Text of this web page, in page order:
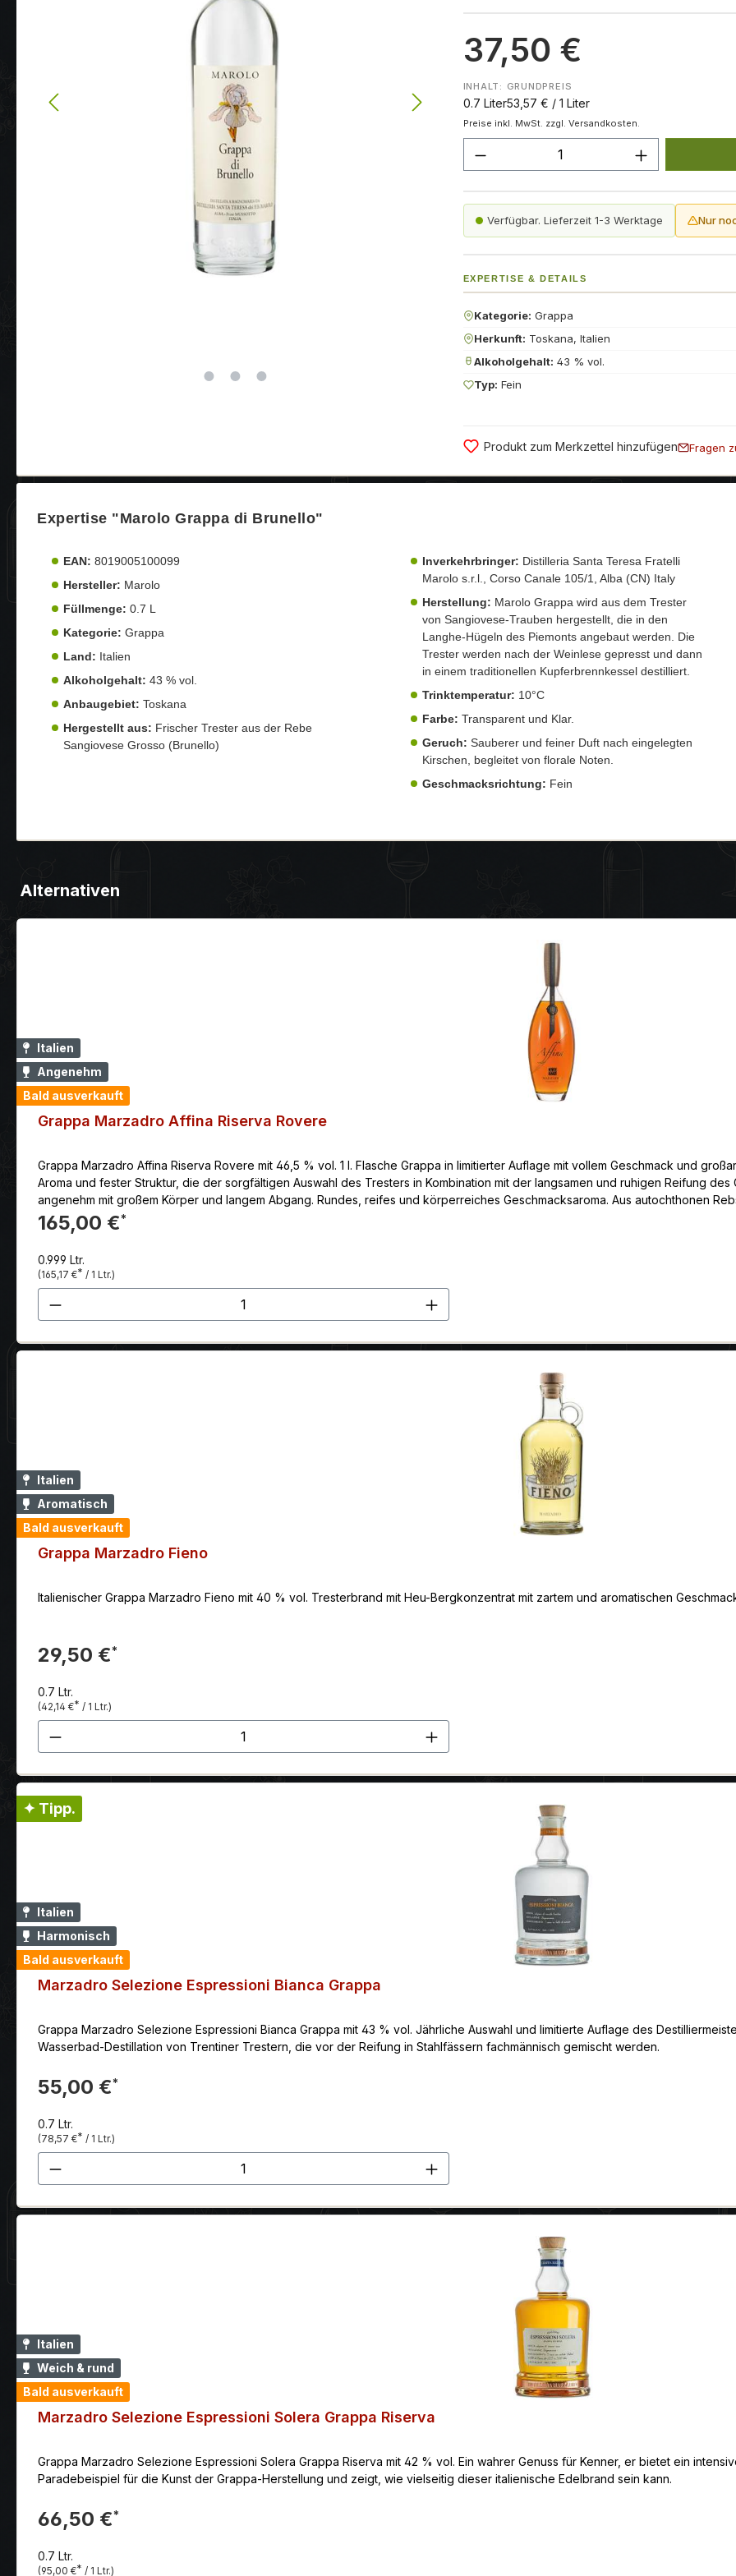
37,50 €
INHALT:
0.7 Liter
GRUNDPREIS
53,57 € / 1 Liter
Preise inkl. MwSt. zzgl. Versandkosten.
Produkt Anzahl: Gib den
Verfügbar. Lieferzeit 1-3 Werktage Nur
EXPERTISE & DETAILS
Kategorie: Grappa
Herkunft: Toskana, Italien
Alkoholgehalt: 43 % vol.
Typ: Fein
Produkt zum Merkzettel hinzufügen Fragen
Expertise "Marolo Grappa di Brunello"
EAN: 8019005100099
Hersteller: Marolo
Füllmenge: 0.7 L
Kategorie: Grappa
Land: Italien
Alkoholgehalt: 43 % vol.
Anbaugebiet: Toskana
Hergestellt aus: Frischer Trester aus der Rebe
Sangiovese Grosso (Brunello)
Inverkehrbringer: Distilleria Santa Teresa Fratelli
Marolo s.r.l., Corso Canale 105/1, Alba (CN) Italy
Herstellung: Marolo Grappa wird aus dem Trester
von Sangiovese-Trauben hergestellt, die in den
Langhe-Hügeln des Piemonts angebaut werden. Die
Trester werden nach der Weinlese gepresst und dann
in einem traditionellen Kupferbrennkessel destilliert.
Trinktemperatur: 10°C
Farbe: Transparent und Klar.
Geruch: Sauberer und feiner Duft nach eingelegten
Kirschen, begleitet von florale Noten.
Geschmacksrichtung: Fein
Alternativen
Italien
Angenehm
Bald ausverkauft
Grappa Marzadro Affina Riserva Rovere
Grappa Marzadro Affina Riserva Rovere mit 46,5 % vol. 1 l. Flasche Grappa in limitierter Auflage mit vollem Geschmack und
Aroma und fester Struktur, die der sorgfältigen Auswahl des Tresters in Kombination mit der langsamen und ruhigen Reifung
angenehm mit großem Körper und langem Abgang. Rundes, reifes und körperreiches Geschmacksaroma. Aus autochthonen
Marzemino d’Isera, die nach einer sanften Pressung im Wasserbad-Dampfverfahren (Bagnomaria) im diskontinuierlichen
gewonnene Grappa ruht 10 Jahre in kleinen Eichenfässern, um eine Cuvée einzigartiger und unverwechselbarer Aromen zu
165,00 €*
0.999 Ltr.
(165,17 €* / 1 Ltr.)
Produkt Anzahl: Gib den gewünschten Wert ein oder benutze die
Italien
Aromatisch
Bald ausverkauft
Grappa Marzadro Fieno
Italienischer Grappa Marzadro Fieno mit 40 % vol. Tresterbrand mit Heu-Bergkonzentrat mit zartem und aromatischen
29,50 €*
0.7 Ltr.
(42,14 €* / 1 Ltr.)
Produkt Anzahl: Gib den gewünschten Wert ein oder benutze die
✦ Tipp.
Italien
Harmonisch
Bald ausverkauft
Marzadro Selezione Espressioni Bianca Grappa
Grappa Marzadro Selezione Espressioni Bianca Grappa mit 43 % vol. Jährliche Auswahl und limitierte Auflage des
Wasserbad-Destillation von Trentiner Trestern, die vor der Reifung in Stahlfässern fachmännisch gemischt werden.
55,00 €*
0.7 Ltr.
(78,57 €* / 1 Ltr.)
Produkt Anzahl: Gib den gewünschten Wert ein oder benutze die
Italien
Weich & rund
Bald ausverkauft
Marzadro Selezione Espressioni Solera Grappa Riserva
Grappa Marzadro Selezione Espressioni Solera Grappa Riserva mit 42 % vol. Ein wahrer Genuss für Kenner, er bietet ein
Paradebeispiel für die Kunst der Grappa-Herstellung und zeigt, wie vielseitig dieser italienische Edelbrand sein kann.
66,50 €*
0.7 Ltr.
(95,00 €* / 1 Ltr.)